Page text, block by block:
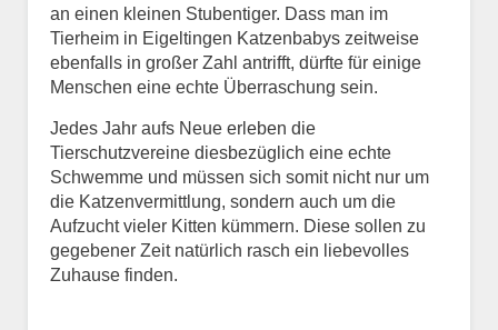
Ort des Verschwindens
an einen kleinen Stubentiger. Dass man im
Tierheim in Eigeltingen Katzenbabys zeitweise
ebenfalls in großer Zahl antrifft, dürfte für einige
Menschen eine echte Überraschung sein.
Jedes Jahr aufs Neue erleben die
Tierschutzvereine diesbezüglich eine echte
Schwemme und müssen sich somit nicht nur um
die Katzenvermittlung, sondern auch um die
Aufzucht vieler Kitten kümmern. Diese sollen zu
gegebener Zeit natürlich rasch ein liebevolles
Zuhause finden.